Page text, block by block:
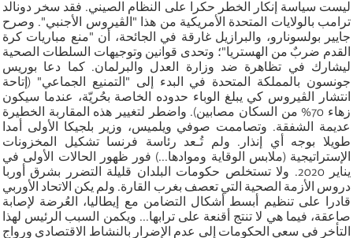
ليست سياسة إنكار الخطر حكرا على النظام الصيني. فقد سخر دونالد
ترامب بالولايات المتحدة الأمريكية من هذا "الڤيروس الأجنبي". وصرح
جايير بولسونارو، والبرازيل غارقة في الجائحة، أن "منع مباريات كرة
القدم ضربٌ من الهستريا"؛ وتحدى قوانين وتوجيهات السلطات الصحية
ليشارك في تظاهرة ضد وزارة العدل والبرلمان. كما دعا بوريس
جونسون بالمملكة المتحدة في البدء إلى "التمنيع الجماعي" (إتاحة
انتشار الڤيروس كي يبلغ الوباء حدوده الخاصة بحُريّة، عندما سيكون
زهاء 70% من السكان مصابين). واضطر لتغيير هذه المقاربة الخطيرة
عديمة الشفقة. وتصاممت صوفي ويلميس، وزير بلجيكا الأولى أمدا
طويلا بوجه أي إنذار. ولم تُـعد رئاسة فرنسا تشكيل المخزونات
الإستراتيجية (ملابس الوقاية وموادها...) فور ظهور الحالات الأولى في
يناير 2020. ولا تستخلص حكومات البلدان قليلة التضرر بشرق أوربا
دروس الأزمة الصحية التي تعصف بغرب القارة. ولم يكن الاتحاد الأوربي
قادرا على تنظيم أبسط أشكال التضامن مع إيطاليا، العُرضة لإصابة
صاعقة، فيما هي لا تنتج أقنعة على ترابها... ويكمن السبب الرئيس لهذا
التأخر في سعي الحكومات إلى عدم الإضرار بالنشاط الاقتصادي ورواج